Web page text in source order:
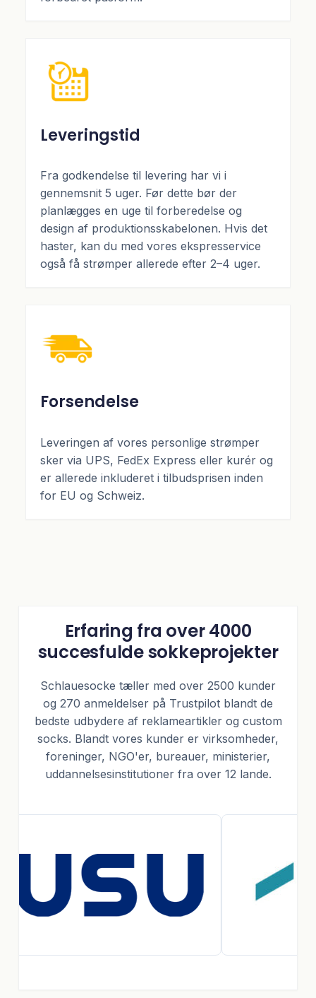
Leveringstid
Fra godkendelse til levering har vi i
gennemsnit 5 uger. Før dette bør der
planlægges en uge til forberedelse og
design af produktionsskabelonen. Hvis det
haster, kan du med vores ekspresservice
også få strømper allerede efter 2–4 uger.
Forsendelse
Leveringen af vores personlige strømper
sker via UPS, FedEx Express eller kurér og
er allerede inkluderet i tilbudsprisen inden
for EU og Schweiz.
Erfaring fra over 4000
succesfulde sokkeprojekter
Schlauesocke tæller med over 2500 kunder
og 270 anmeldelser på Trustpilot blandt de
bedste udbydere af reklameartikler og custom
socks. Blandt vores kunder er virksomheder,
foreninger, NGO'er, bureauer, ministerier,
uddannelsesinstitutioner fra over 12 lande.